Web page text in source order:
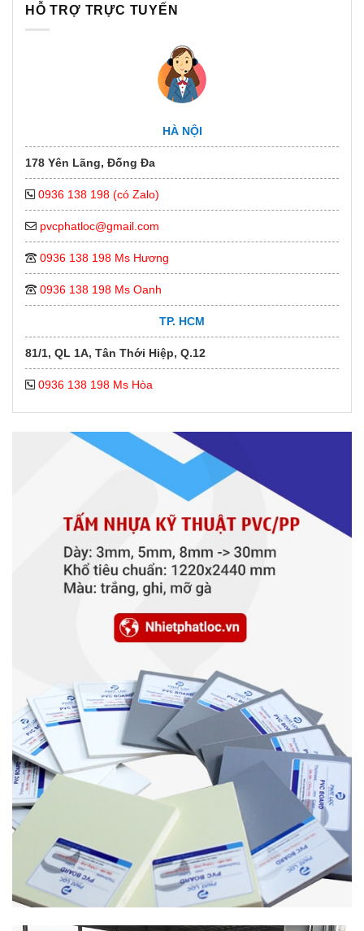
HỖ TRỢ TRỰC TUYẾN
HÀ NỘI
178 Yên Lãng, Đống Đa
0936 138 198 (có Zalo)
pvcphatloc@gmail.com
0936 138 198 Ms Hương
0936 138 198 Ms Oanh
TP. HCM
81/1, QL 1A, Tân Thới Hiệp, Q.12
0936 138 198 Ms Hòa